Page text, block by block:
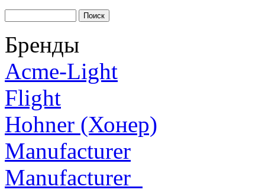
Бренды
Acme-Light
Flight
Hohner (Хонер)
Manufacturer
Manufacturer_